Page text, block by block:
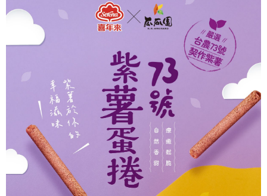
易，需依本服務之必要範圍內提供個人資料，並將交易相關給付款項請求債
權轉讓予恩沛科技股份有限公司。
２．關於個人資料處理事宜，請瀏覽以下網址：
https://aftee.tw/terms/#terms3
３．未成年的使用者請事先徵得法定代理人或監護人之同意方可使用
「AFTEE先享後付」，若未經同意申辦者引起之損失，本公司不負相關責
４．使用「AFTEE先享後付」時，將依據個別帳號之用戶狀況，依本公司即
時審查核予不同之上限額度；若仍有額度不足之情形，本公司將視審查結果
請求用戶進行身份認證。
５．嚴禁一人註冊多個帳號或使用他人資訊註冊。若發現惡意使用之情形，
恩沛科技股份有限公司將有權停止該用戶之使用額度並採取法律行動。